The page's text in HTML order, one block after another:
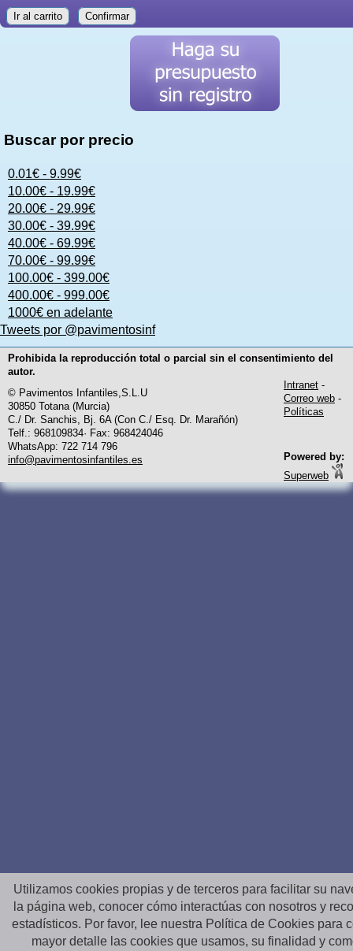
Ir al carrito Confirmar
Buscar por precio
0.01€ - 9.99€
10.00€ - 19.99€
20.00€ - 29.99€
30.00€ - 39.99€
40.00€ - 69.99€
70.00€ - 99.99€
100.00€ - 399.00€
400.00€ - 999.00€
1000€ en adelante
Tweets por @pavimentosinf
Prohibida la reproducción total o parcial sin el consentimiento del
autor.
© Pavimentos Infantiles,S.L.U
30850 Totana (Murcia)
C./ Dr. Sanchis, Bj. 6A (Con C./ Esq. Dr. Marañón)
Telf.: 968109834· Fax: 968424046
WhatsApp: 722 714 796
info@pavimentosinfantiles.es
Intranet -
Correo web -
Políticas
Powered by:
Superweb
Utilizamos cookies propias y de terceros para facilitar su
la página web, conocer cómo interactúas con nosotros y
estadísticos. Por favor, lee nuestra Política de Cookies para
mayor detalle las cookies que usamos, su finalidad y